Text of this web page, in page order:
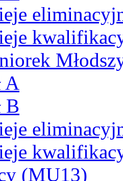
A
B
(MU13)